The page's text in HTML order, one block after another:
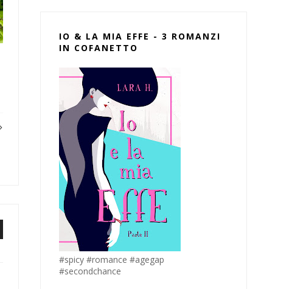
IO & LA MIA EFFE - 3 ROMANZI
IN COFANETTO
#spicy #romance #agegap
#secondchance